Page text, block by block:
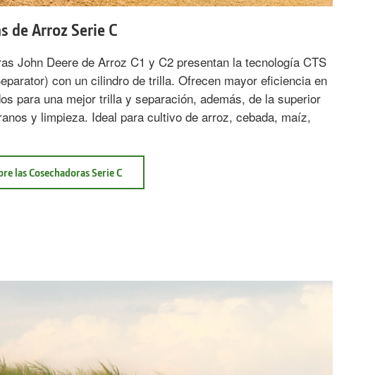
de Arroz Serie C
John Deere de Arroz C1 y C2 presentan la tecnología CTS
con un cilindro de trilla. Ofrecen mayor eficiencia en
para una mejor trilla y separación, además, de la superior
y limpieza. Ideal para cultivo de arroz, cebada, maíz,
las Cosechadoras Serie C